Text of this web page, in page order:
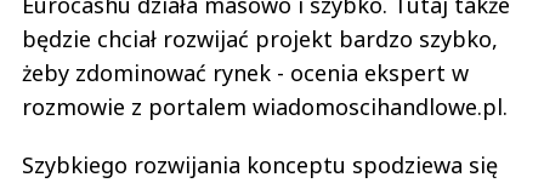
będzie chciał rozwijać projekt bardzo szybko,
żeby zdominować rynek - ocenia ekspert w
rozmowie z portalem wiadomoscihandlowe.pl.
Szybkiego rozwijania konceptu spodziewa się